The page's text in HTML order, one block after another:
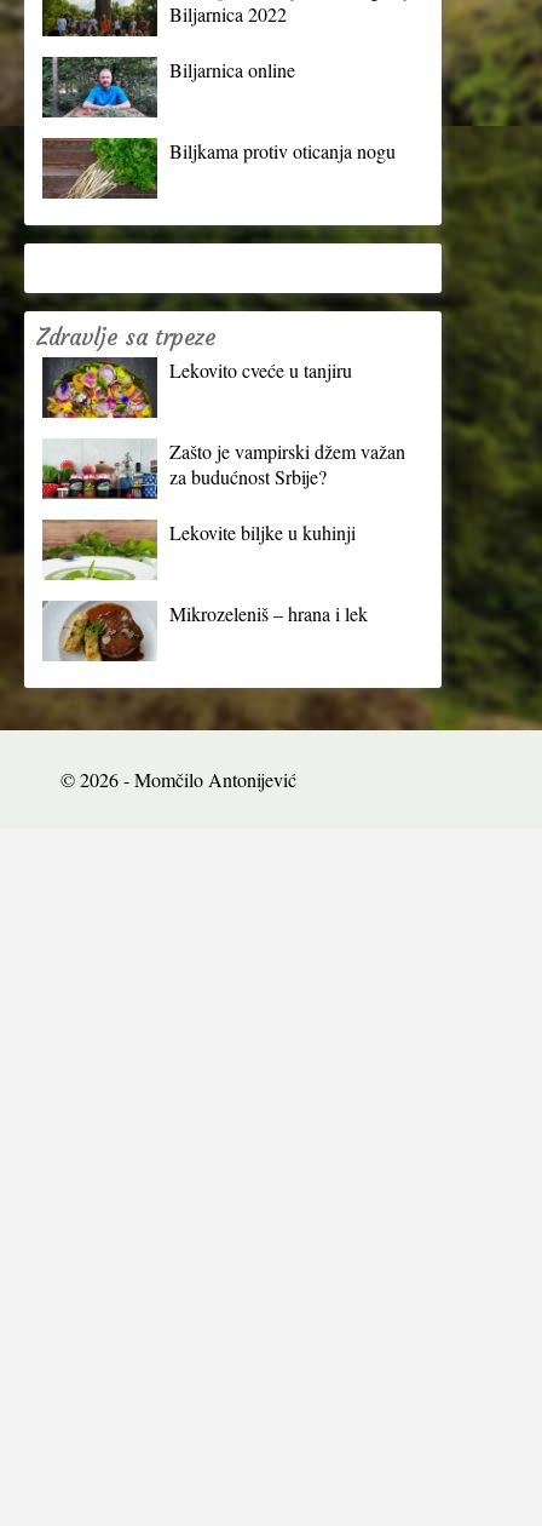
Biljarnica 2022
Biljarnica online
Biljkama protiv oticanja nogu
Zdravlje sa trpeze
Lekovito cveće u tanjiru
Zašto je vampirski džem važan
za budućnost Srbije?
Lekovite biljke u kuhinji
Mikrozeleniš – hrana i lek
© 2026 - Momčilo Antonijević